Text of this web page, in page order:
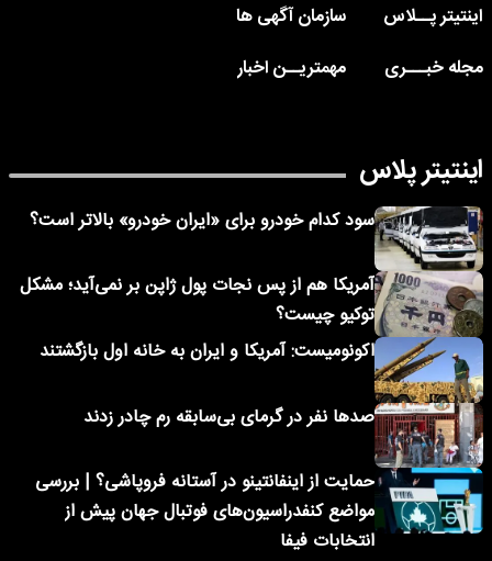
اینتیتر پــلاس
سازمان آگهی ها
مجله خبـــری
مهمتریــن اخبار
اینتیتر پلاس
سود کدام خودرو برای «ایران خودرو» بالاتر است؟
آمریکا هم از پس نجات پول ژاپن بر نمی‌آید؛ مشکل
توکیو چیست؟
اکونومیست: آمریکا و ایران به خانه اول بازگشتند
صدها نفر در گرمای بی‌سابقه رم چادر زدند
حمایت از اینفانتینو در آستانه فروپاشی؟ | بررسی
مواضع کنفدراسیون‌های فوتبال جهان پیش از
انتخابات فیفا